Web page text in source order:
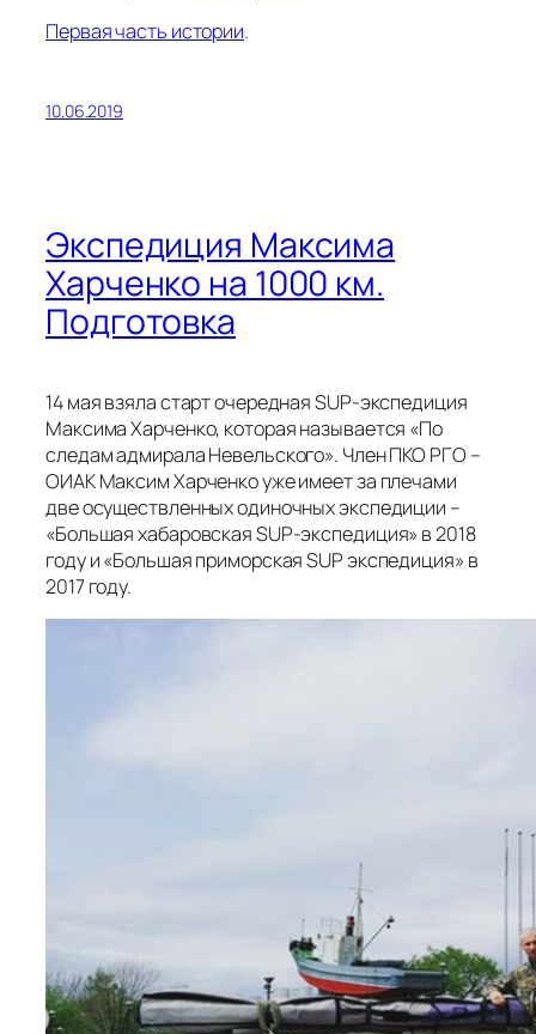
Первая часть истории.
10.06.2019
Экспедиция Максима
Харченко на 1000 км.
Подготовка
14 мая взяла старт очередная SUP-экспедиция
Максима Харченко, которая называется «По
следам адмирала Невельского». Член ПКО РГО –
ОИАК Максим Харченко уже имеет за плечами
две осуществленных одиночных экспедиции –
«Большая хабаровская SUP-экспедиция» в 2018
году и «Большая приморская SUP экспедиция» в
2017 году.